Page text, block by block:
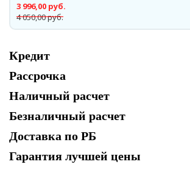
4 050,00 руб.
3 996,00 руб.
Кредит
Рассрочка
Наличный расчет
Безналичный расчет
Доставка по РБ
Гарантия лучшей цены